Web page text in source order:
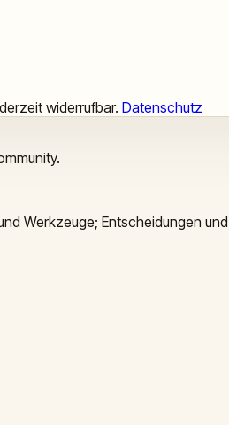
widerrufbar. Datenschutz
Werkzeuge; Entscheidungen